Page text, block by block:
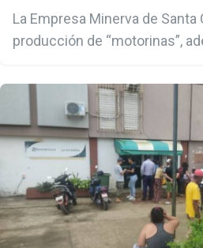
La Empresa Minerva de Santa
producción de “motorinas”,